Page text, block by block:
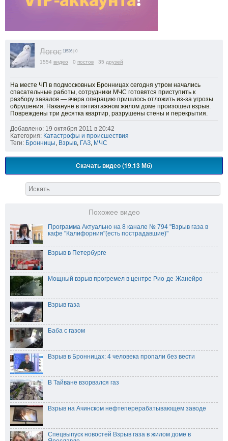
Логос 11536 | 0
1554 видео 0 постов 35 друзей
На месте ЧП в подмосковных Бронницах сегодня утром начались
спасательные работы, сотрудники МЧС готовятся приступить к
разбору завалов — вчера операцию пришлось отложить из-за угрозы
обрушения. Накануне в пятиэтажном жилом доме произошел взрыв.
Повреждены три десятка квартир, разрушены стены и перекрытия.
Добавлено: 19 октября 2011 в 20:42
Категория: Катастрофы и происшествия
Теги: Бронницы Взрыв ГАЗ МЧС
Скачать видео (19.13 Мб)
Похожее видео
Программа Актуально на 8 канале № 794 "Взрыв газа в
кафе "Калифорния"(есть пострадавшие)"
Взрыв в Петербурге
Мощный взрыв прогремел в центре Рио-де-Жанейро
Взрыв газа
Баба с газом
Взрыв в Бронницах: 4 человека пропали без вести
В Тайване взорвался газ
Взрыв на Ачинском нефтеперерабатывающем заводе
Спецвыпуск новостей Взрыв газа в жилом доме в